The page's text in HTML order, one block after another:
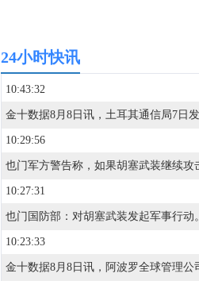
24小时快讯
10:43:32
10:29:56
10:27:31
也门国防部：对胡塞武装发起军事行动。
10:23:33